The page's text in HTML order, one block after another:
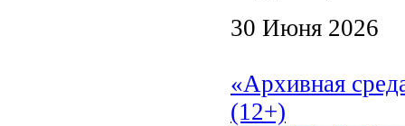
30 Июня 2026
«Архивная
(12+)